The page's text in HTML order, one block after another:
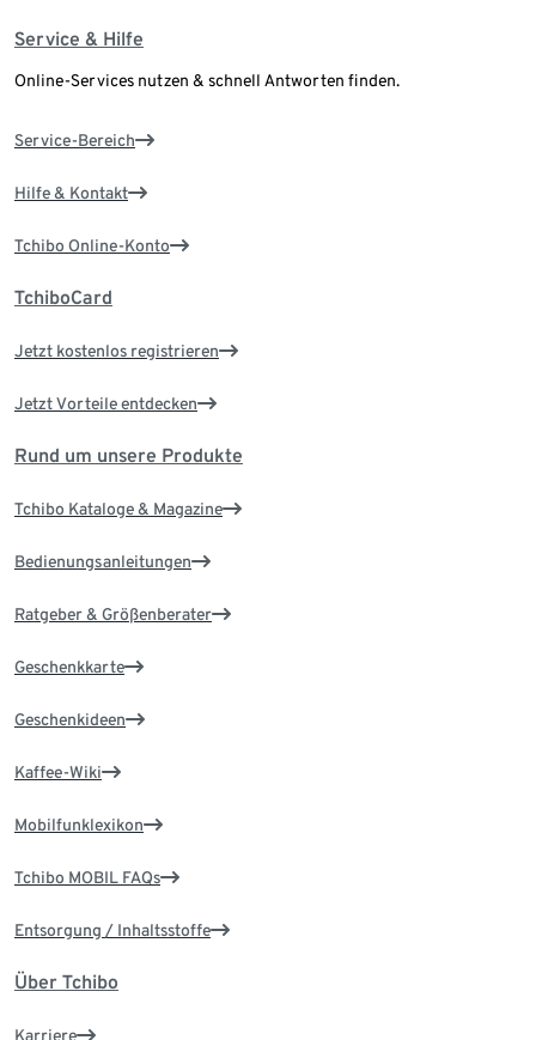
Service & Hilfe
Online-Services nutzen & schnell Antworten finden.
Service-Bereich
Hilfe & Kontakt
Tchibo Online-Konto
TchiboCard
Jetzt kostenlos registrieren
Jetzt Vorteile entdecken
Rund um unsere Produkte
Tchibo Kataloge & Magazine
Bedienungsanleitungen
Ratgeber & Größenberater
Geschenkkarte
Geschenkideen
Kaffee-Wiki
Mobilfunklexikon
Tchibo MOBIL FAQs
Entsorgung / Inhaltsstoffe
Über Tchibo
Karriere